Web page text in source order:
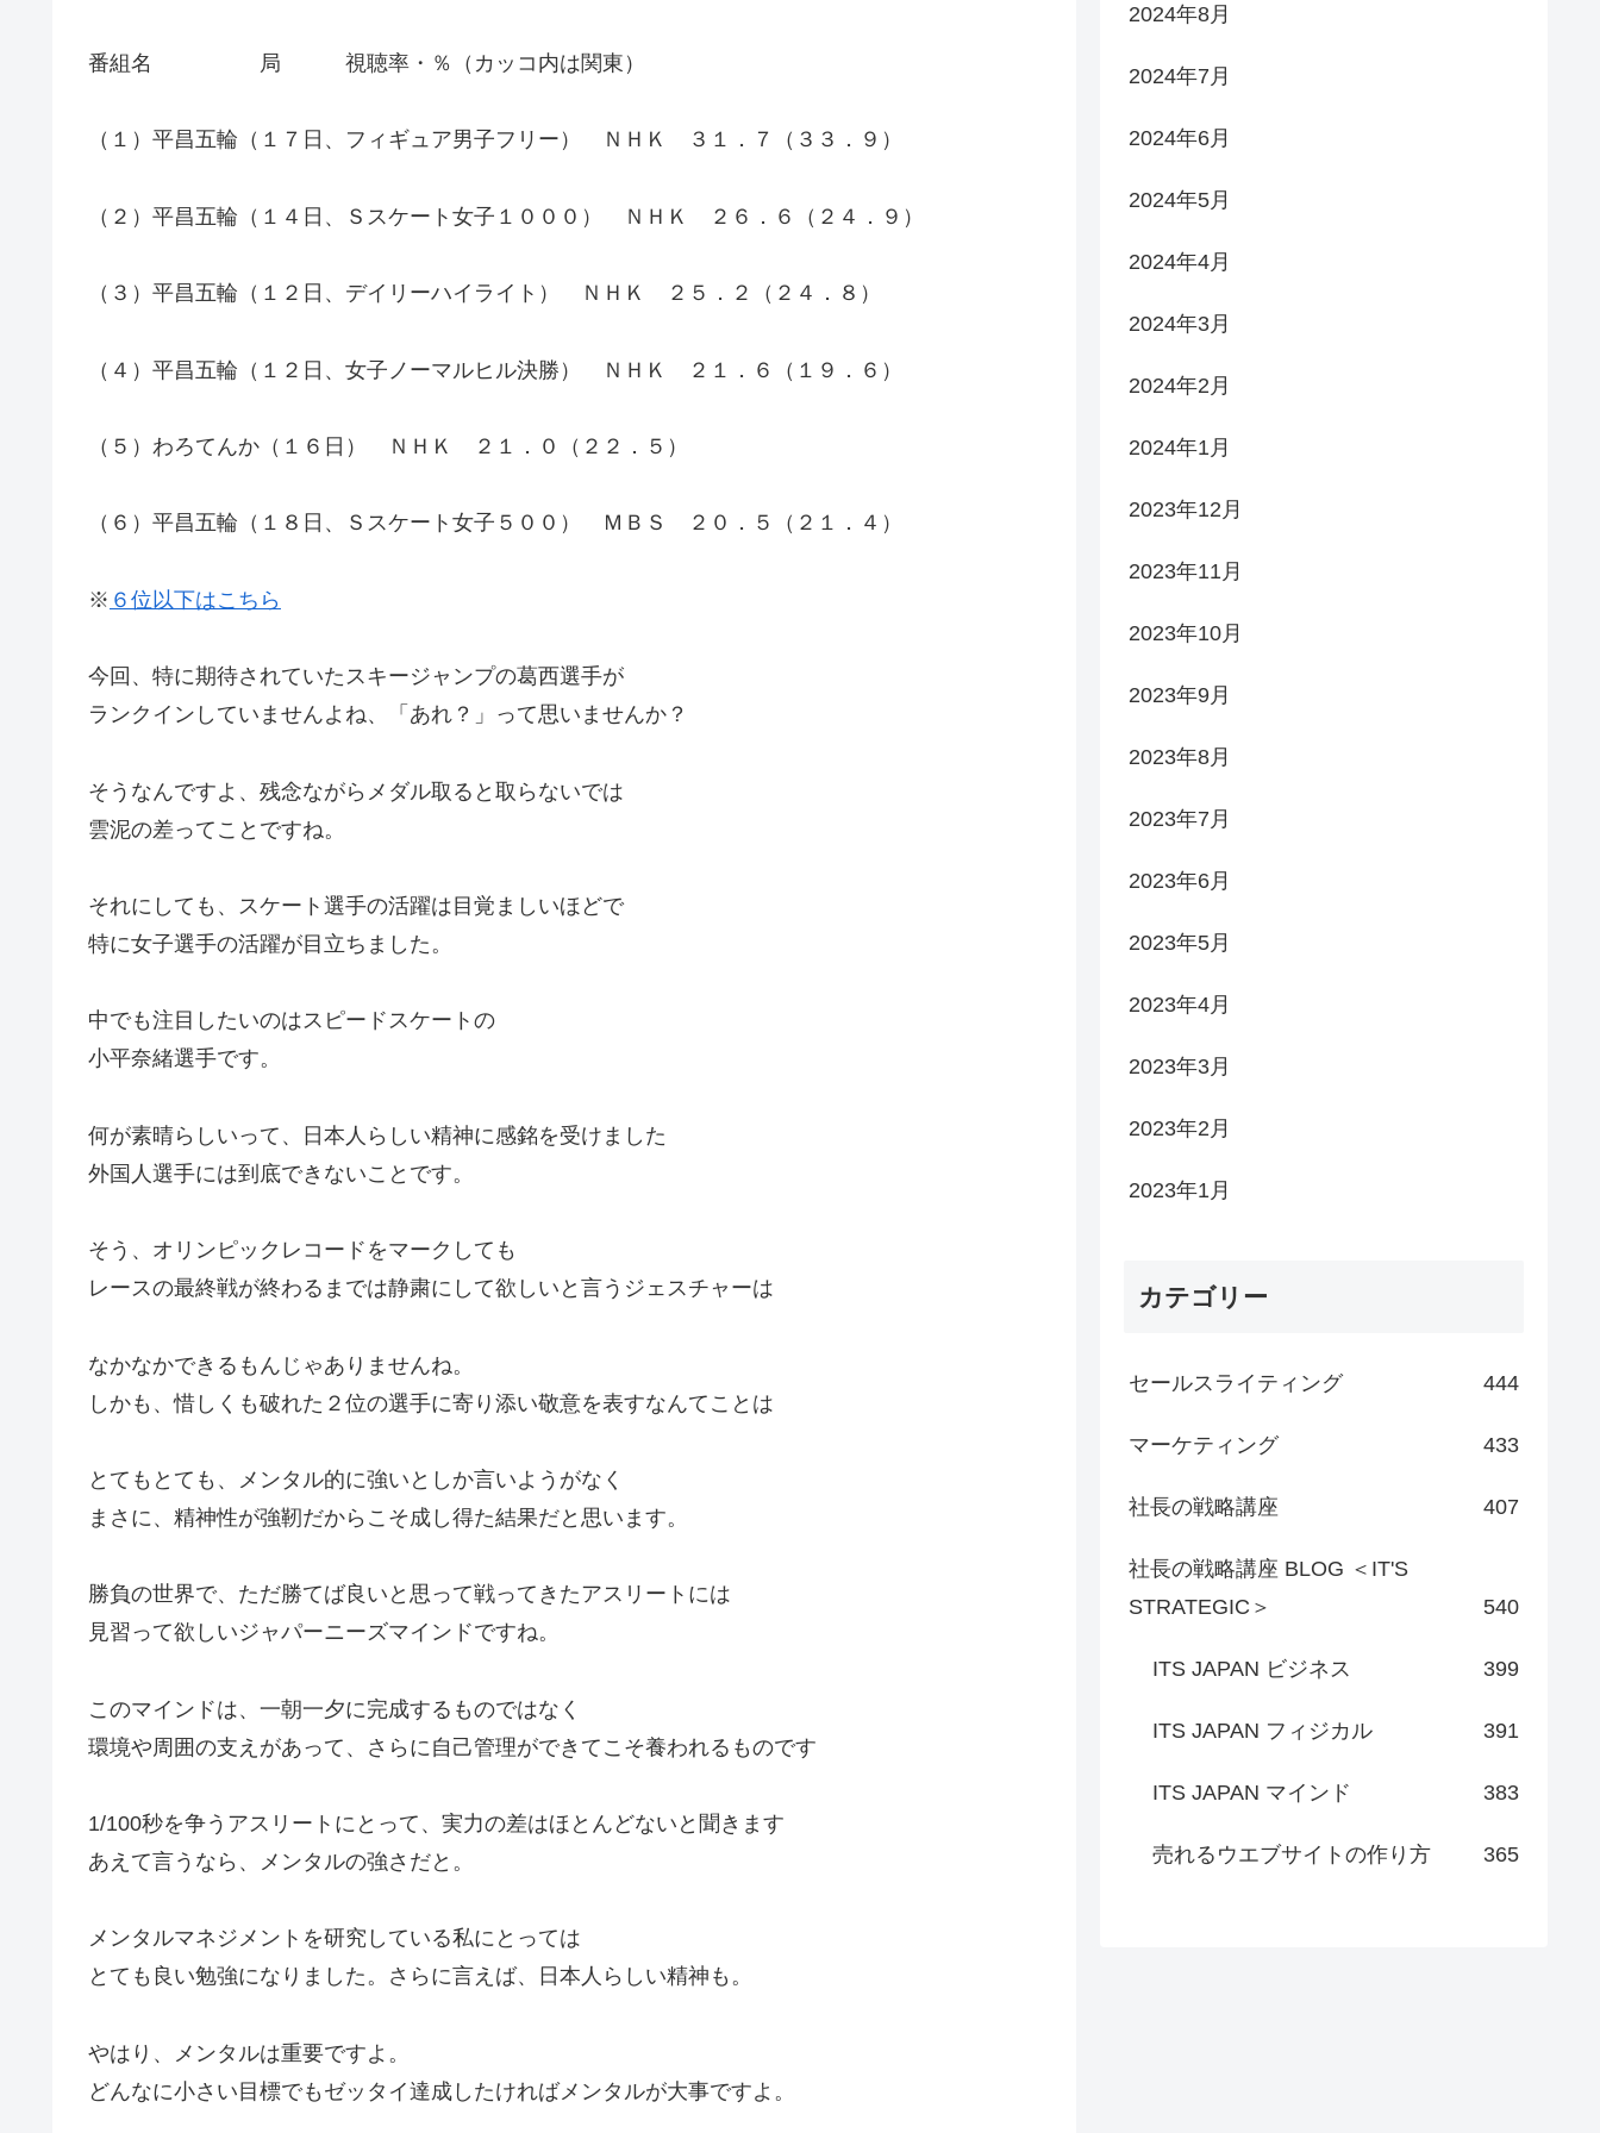
番組名 局 視聴率・％（カッコ内は関東）
（１）平昌五輪（１７日、フィギュア男子フリー） ＮＨＫ ３１．７（３３．９）
（２）平昌五輪（１４日、Ｓスケート女子１０００） ＮＨＫ ２６．６（２４．９）
（３）平昌五輪（１２日、デイリーハイライト） ＮＨＫ ２５．２（２４．８）
（４）平昌五輪（１２日、女子ノーマルヒル決勝） ＮＨＫ ２１．６（１９．６）
（５）わろてんか（１６日） ＮＨＫ ２１．０（２２．５）
（６）平昌五輪（１８日、Ｓスケート女子５００） ＭＢＳ ２０．５（２１．４）
※ ６位以下はこちら
今回、特に期待されていたスキージャンプの葛西選手が
ランクインしていませんよね、「あれ？」って思いませんか？
そうなんですよ、残念ながらメダル取ると取らないでは
雲泥の差ってことですね。
それにしても、スケート選手の活躍は目覚ましいほどで
特に女子選手の活躍が目立ちました。
中でも注目したいのはスピードスケートの
小平奈緒選手です。
何が素晴らしいって、日本人らしい精神に感銘を受けました
外国人選手には到底できないことです。
そう、オリンピックレコードをマークしても
レースの最終戦が終わるまでは静粛にして欲しいと言うジェスチャーは
なかなかできるもんじゃありませんね。
しかも、惜しくも破れた２位の選手に寄り添い敬意を表すなんてことは
とてもとても、メンタル的に強いとしか言いようがなく
まさに、精神性が強靭だからこそ成し得た結果だと思います。
勝負の世界で、ただ勝てば良いと思って戦ってきたアスリートには
見習って欲しいジャパーニーズマインドですね。
このマインドは、一朝一夕に完成するものではなく
環境や周囲の支えがあって、さらに自己管理ができてこそ養われるものです
1/100秒を争うアスリートにとって、実力の差はほとんどないと聞きます
あえて言うなら、メンタルの強さだと。
メンタルマネジメントを研究している私にとっては
とても良い勉強になりました。さらに言えば、日本人らしい精神も。
やはり、メンタルは重要ですよ。
どんなに小さい目標でもゼッタイ達成したければメンタルが大事ですよ。
2024年8月
2024年7月
2024年6月
2024年5月
2024年4月
2024年3月
2024年2月
2024年1月
2023年12月
2023年11月
2023年10月
2023年9月
2023年8月
2023年7月
2023年6月
2023年5月
2023年4月
2023年3月
2023年2月
2023年1月
カテゴリー
セールスライティング 444
マーケティング 433
社長の戦略講座 407
社長の戦略講座 BLOG ＜IT'S
STRATEGIC＞
540
ITS JAPAN ビジネス 399
ITS JAPAN フィジカル 391
ITS JAPAN マインド 383
売れるウエブサイトの作り方 365